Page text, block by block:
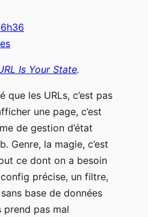
Is Your State.
que les URLs, c’est pas
une page, c’est
de gestion d’état
Genre, la magie, c’est
ce dont on a besoin
précise, un filtre,
base de données
prend pas mal